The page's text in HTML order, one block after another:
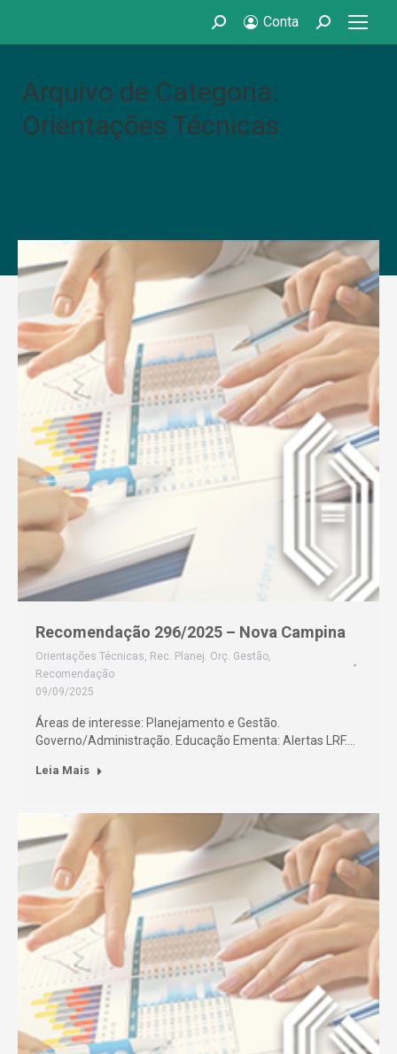
Search: Conta Search:
Arquivo de Categoria:
Orientações Técnicas
Recomendação 296/2025 – Nova Campina
Orientações Técnicas, Rec. Planej. Orç. Gestão,
Recomendação
09/09/2025
Áreas de interesse: Planejamento e Gestão.
Governo/Administração. Educação Ementa: Alertas LRF.…
Leia Mais